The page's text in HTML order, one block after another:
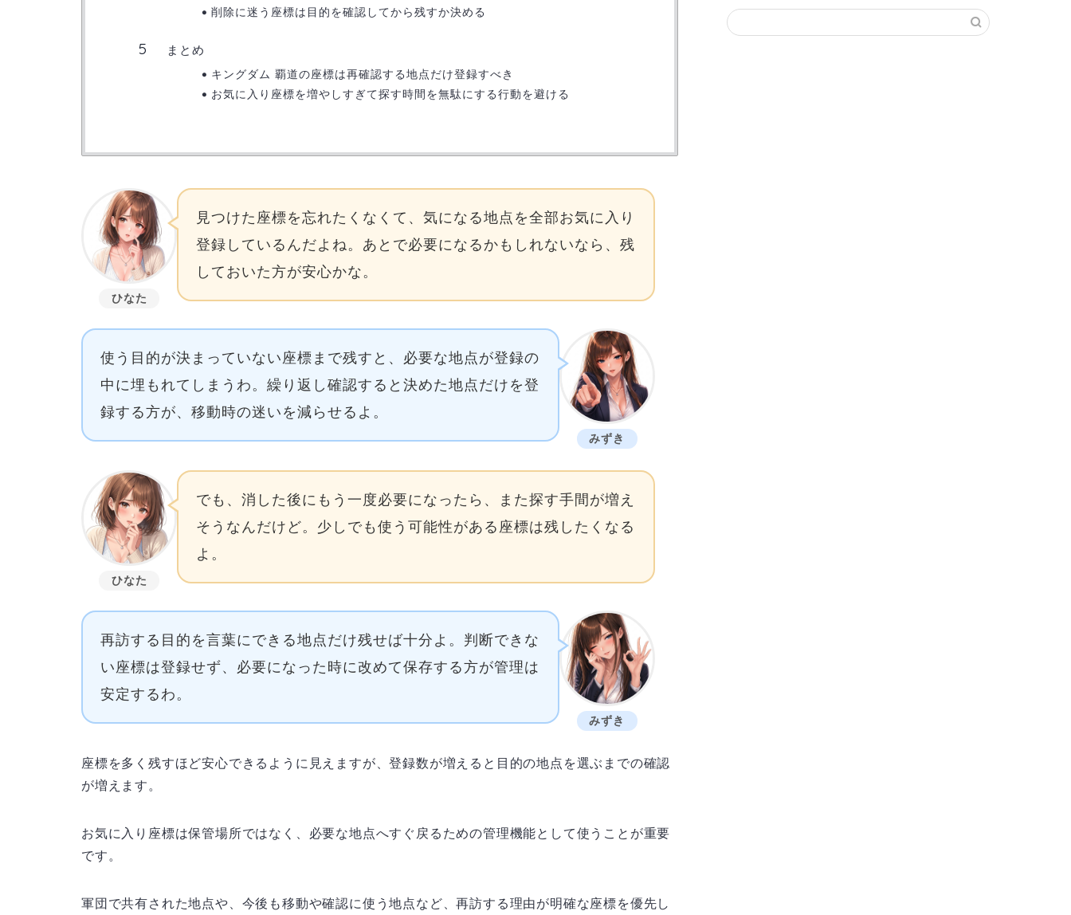
削除に迷う座標は目的を確認してから残すか決める
まとめ
キングダム 覇道の座標は再確認する地点だけ登録すべき
お気に入り座標を増やしすぎて探す時間を無駄にする行動を避ける
ひなた
見つけた座標を忘れたくなくて、気になる地点を全部お気に入り
登録しているんだよね。あとで必要になるかもしれないなら、残
しておいた方が安心かな。
みずき
使う目的が決まっていない座標まで残すと、必要な地点が登録の
中に埋もれてしまうわ。繰り返し確認すると決めた地点だけを登
録する方が、移動時の迷いを減らせるよ。
ひなた
でも、消した後にもう一度必要になったら、また探す手間が増え
そうなんだけど。少しでも使う可能性がある座標は残したくなる
よ。
みずき
再訪する目的を言葉にできる地点だけ残せば十分よ。判断できな
い座標は登録せず、必要になった時に改めて保存する方が管理は
安定するわ。
座標を多く残すほど安心できるように見えますが、登録数が増えると目的の地点を選ぶまでの確認
が増えます。
お気に入り座標は保管場所ではなく、必要な地点へすぐ戻るための管理機能として使うことが重要
です。
軍団で共有された地点や、今後も移動や確認に使う地点など、再訪する理由が明確な座標を優先し